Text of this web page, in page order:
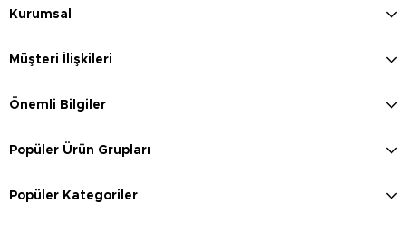
Kurumsal
Müşteri İlişkileri
Önemli Bilgiler
Popüler Ürün Grupları
Popüler Kategoriler